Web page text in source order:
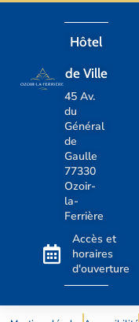
Hôtel
de Ville
45 Av.
du
Général
de
Gaulle
77330
Ozoir-
la-
Ferrière
Accès et
horaires
d'ouverture